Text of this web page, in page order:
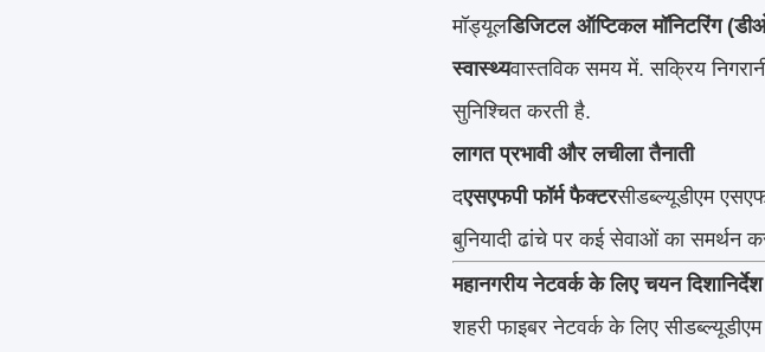
मॉड्यूलडिजिटल ऑप्टिकल मॉनिटरिंग
स्वास्थ्यवास्तविक समय में. सक्रिय
सुनिश्चित करती है.
लागत प्रभावी और लचीला तैनाती
दएसएफपी फॉर्म फैक्टरसीडब्ल्यूडीएम
बुनियादी ढांचे पर कई सेवाओं का समर्थन
महानगरीय नेटवर्क के लिए चयन दिशानिर्देश
शहरी फाइबर नेटवर्क के लिए